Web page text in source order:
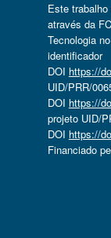
Este
através da
Tecnologia
identificador
DOI https://
UID/PRR/
DOI https://
projeto UID/
DOI https://
Financiado